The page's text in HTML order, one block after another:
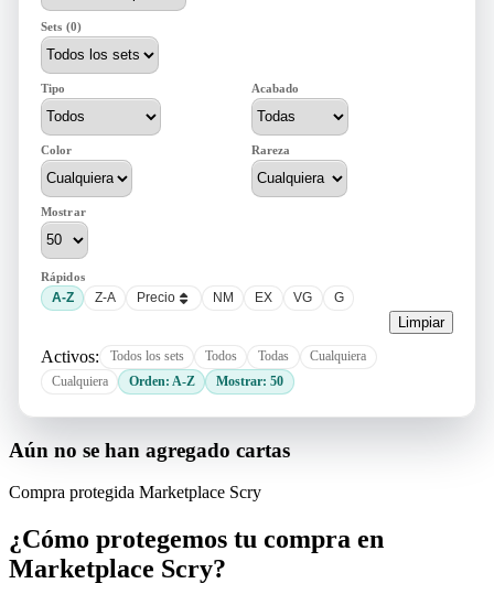
Sets (0)
Tipo Acabado
Color Rareza
Mostrar
Rápidos
A-Z Z-A Precio NM EX VG G
Limpiar
Activos: Todos los sets Todos Todas
Cualquiera
Cualquiera
Orden: A-Z Mostrar: 50
Aún no se han agregado cartas
Compra protegida Marketplace Scry
¿Cómo protegemos tu compra en
Marketplace Scry?